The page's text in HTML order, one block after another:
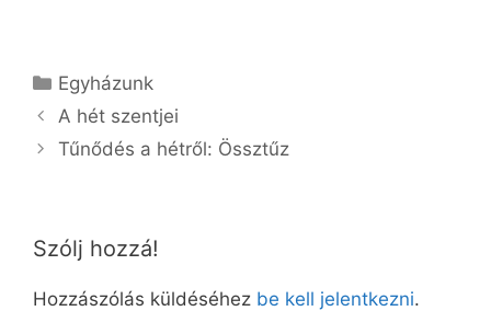
Kategória
Egyházunk
A hét szentjei
Tűnődés a hétről: Össztűz
Szólj hozzá!
Hozzászólás küldéséhez be kell jelentkezni.